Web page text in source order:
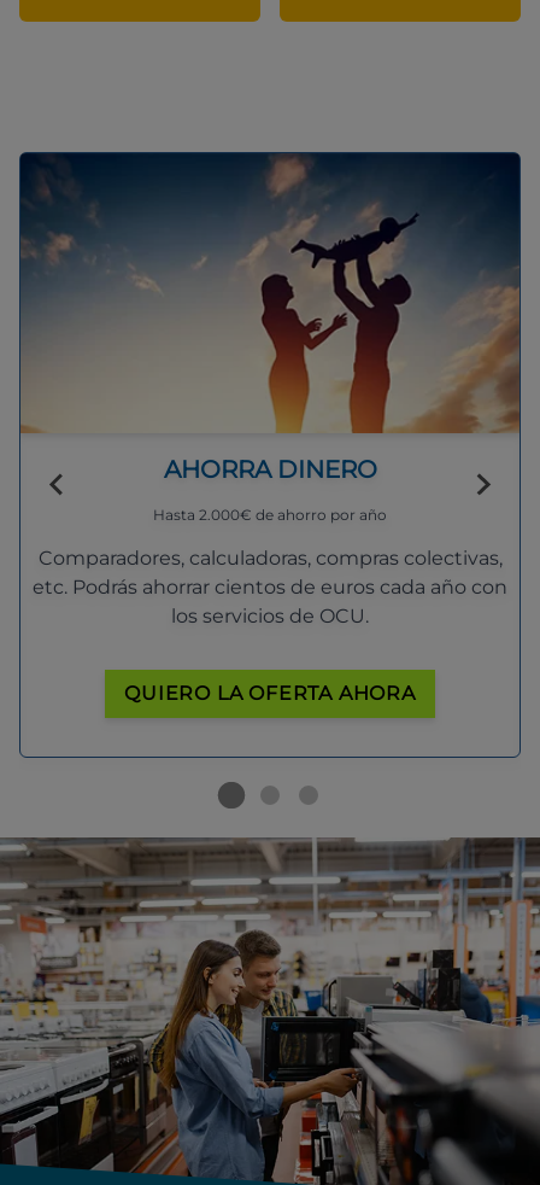
AHORRA DINERO
Hasta 2.000€ de ahorro por año
Comparadores, calculadoras, compras colectivas,
etc. Podrás ahorrar cientos de euros cada año con
los servicios de OCU.
QUIERO LA OFERTA AHORA